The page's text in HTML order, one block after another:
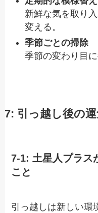
新鮮な気を取り
変える。
季節ごとの掃除
季節の変わり目
7: 引っ越し後の
7-1: 土星人プラス
こと
引っ越しは新しい環